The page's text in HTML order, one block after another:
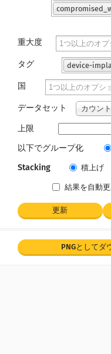
重大度
タグ device-
国
データセット カウン
上限
以下でグループ化
Stacking 積上げ
結果を自動
更新
PNGとしてダ